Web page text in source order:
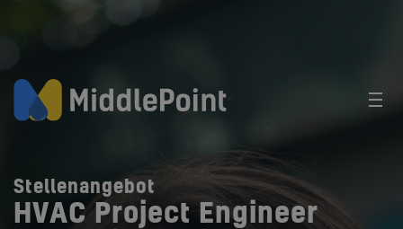
Stellenangebot
HVAC Project Engineer